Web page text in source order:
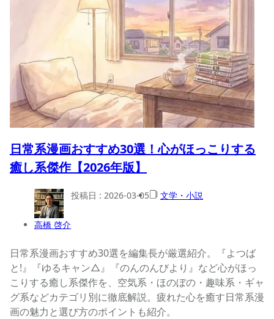
日常系漫画おすすめ30選！心がほっこりする
癒し系傑作【2026年版】
高橋 啓介
投稿日 : 2026-03-05 文学・小説
日常系漫画おすすめ30選を編集長が厳選紹介。『よつば
と!』『ゆるキャン△』『のんのんびより』など心がほっ
こりする癒し系傑作を、空気系・ほのぼの・趣味系・ギャ
グ系などカテゴリ別に徹底解説。疲れた心を癒す日常系漫
画の魅力と選び方のポイントも紹介。